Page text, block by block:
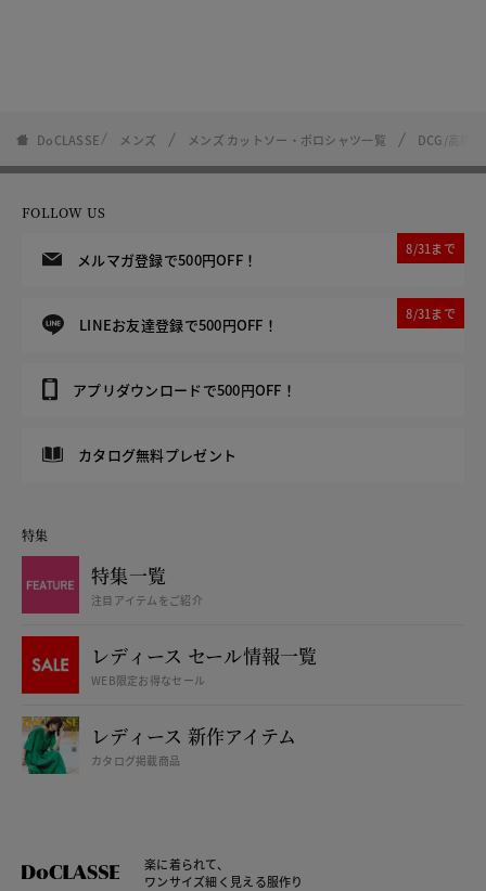
DoCLASSE メンズ メンズ カットソー・ポロシャツ一覧 DCG/高機
FOLLOW US
メルマガ登録で500円OFF！
8/31まで
LINEお友達登録で500円OFF！
8/31まで
アプリダウンロードで500円OFF！
カタログ無料プレゼント
特集
特集一覧
注目アイテムをご紹介
レディース セール情報一覧
WEB限定お得なセール
レディース 新作アイテム
カタログ掲載商品
楽に着られて、
ワンサイズ細く見える服作り